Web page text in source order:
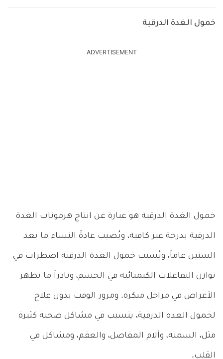
خمول الغدة الدرقية
ADVERTISEMENT
خمول الغدة الدرقية هو عبارة عن انتاج هرمونات الغدة
الدرقية بدرجة غير كافية، ويُصيب عادةً النساء ما بعد
الستين عاماً، ويُسبب خمول الغدة الدرقية اضطراب في
توازن التفاعلات الكيميائية في الجسم، ونادراً ما تظهر
الأعراض في مراحل مبكرة. ومرور الوقت بدون علاج
لخمول الغدة الدرقية، يتسبب في مشاكل صحية كثيرة
مثل، السمنة، وآلام المفاصل، والعقم، ومشاكل في
القلب.